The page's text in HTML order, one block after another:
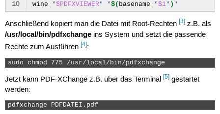
10 wine "$PDFXVIEWER" "$( basename "$1" ) "
Anschließend kopiert man die Datei mit Root-Rechten [3]z.B. als
/usr/local/bin/pdfxchangeins System und setzt die passende
Rechte zum Ausführen [4]:
sudo chmod 775 /usr/local/bin/pdfxchange
Jetzt kann PDF-XChange z.B. über das Terminal [5]gestartet
werden:
pdfxchange PDFDATEI.pdf